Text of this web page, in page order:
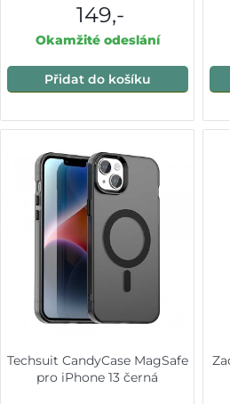
149,-
Okamžité odeslání
Přidat do košíku
Techsuit CandyCase MagSafe
pro iPhone 13 černá